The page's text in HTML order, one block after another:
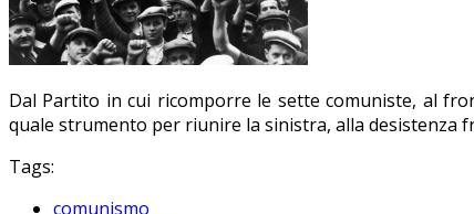
Dal Partito in cui ricomporre le sette comuniste, al
quale strumento per riunire la sinistra, alla
Tags:
comunismo